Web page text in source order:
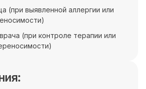
(при выявленной аллергии или
(при контроле терапии или